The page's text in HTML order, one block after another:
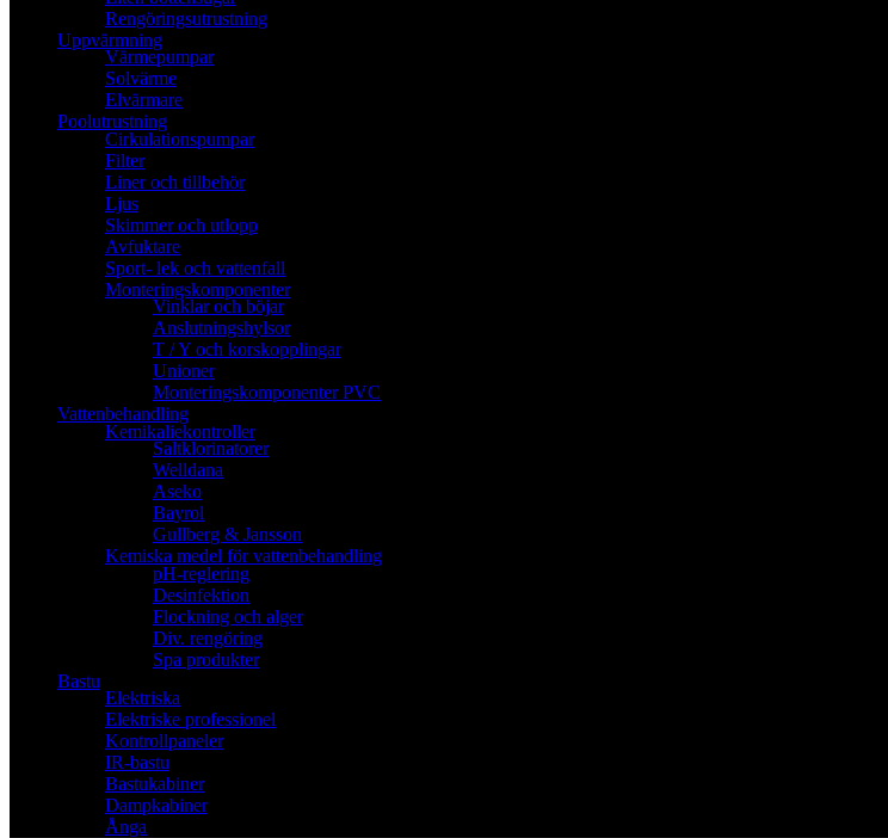
Rengöringsutrustning
Uppvärmning
Värmepumpar
Solvärme
Elvärmare
Poolutrustning
Cirkulationspumpar
Filter
Liner och tillbehör
Ljus
Skimmer och utlopp
Avfuktare
Sport- lek och vattenfall
Monteringskomponenter
Vinklar och böjar
Anslutningshylsor
T / Y och korskopplingar
Unioner
Monteringskomponenter PVC
Vattenbehandling
Kemikaliekontroller
Saltklorinatorer
Welldana
Aseko
Bayrol
Gullberg & Jansson
Kemiska medel för vattenbehandling
pH-reglering
Desinfektion
Flockning och alger
Div. rengöring
Spa produkter
Bastu
Elektriska
Elektriske professionel
Kontrollpaneler
IR-bastu
Bastukabiner
Dampkabiner
Ånga